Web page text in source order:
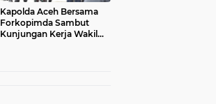
Kapolda Aceh Bersama
Forkopimda Sambut
Kunjungan Kerja Wakil